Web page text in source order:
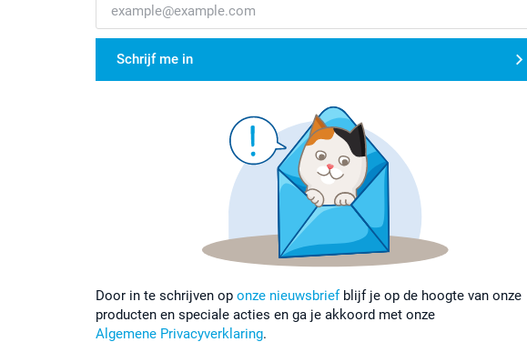
Schrijf me in
Door in te schrijven op onze nieuwsbrief blijf je op de hoogte van onze
producten en speciale acties en ga je akkoord met onze
Algemene Privacyverklaring.